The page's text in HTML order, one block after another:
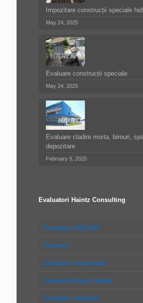
Impozitare construcții speciale
May 24, 2025
Evaluare construcții speciale
May 24, 2025
Evaluare cladire mixta, birouri,
depozitare
February 5, 2025
Evaluatori Haintz Consulting
Evaluatori ANEVAR
Parteneri
Evaluatori Intreprinderi
Evaluatori Bunuri Mobile
Evaluatori Imobiliari